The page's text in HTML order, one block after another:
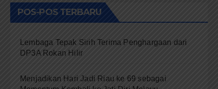
POS-POS TERBARU
Lembaga Tepak Sirih Terima Penghargaan dari
DP3A Rokan Hilir
Menjadikan Hari Jadi Riau ke 69 sebagai